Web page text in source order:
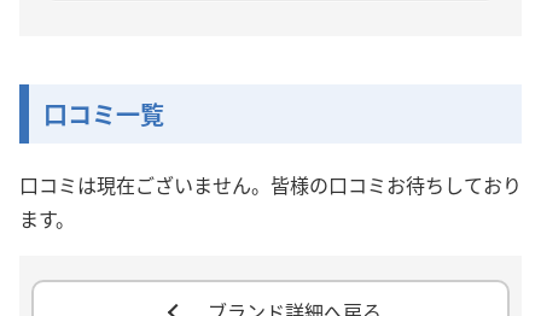
口コミ一覧
口コミは現在ございません。皆様の口コミお待ちしており
ます。